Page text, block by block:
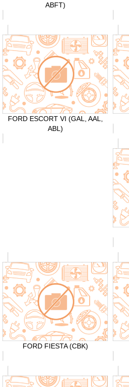
ABFT)
FORD ESCORT VI (GAL, AAL,
ABL)
FORD FIESTA (CBK)